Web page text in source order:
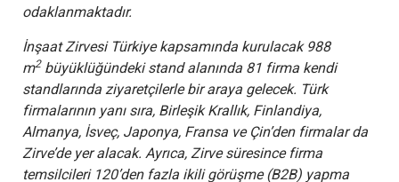
odaklanmaktadır.
İnşaat Zirvesi Türkiye kapsamında kurulacak 988
m2büyüklüğündeki stand alanında 81 firma kendi
standlarında ziyaretçilerle bir araya gelecek. Türk
firmalarının yanı sıra, Birleşik Krallık, Finlandiya,
Almanya, İsveç, Japonya, Fransa ve Çin’den firmalar da
Zirve’de yer alacak. Ayrıca, Zirve süresince firma
temsilcileri 120’den fazla ikili görüşme (B2B) yapma